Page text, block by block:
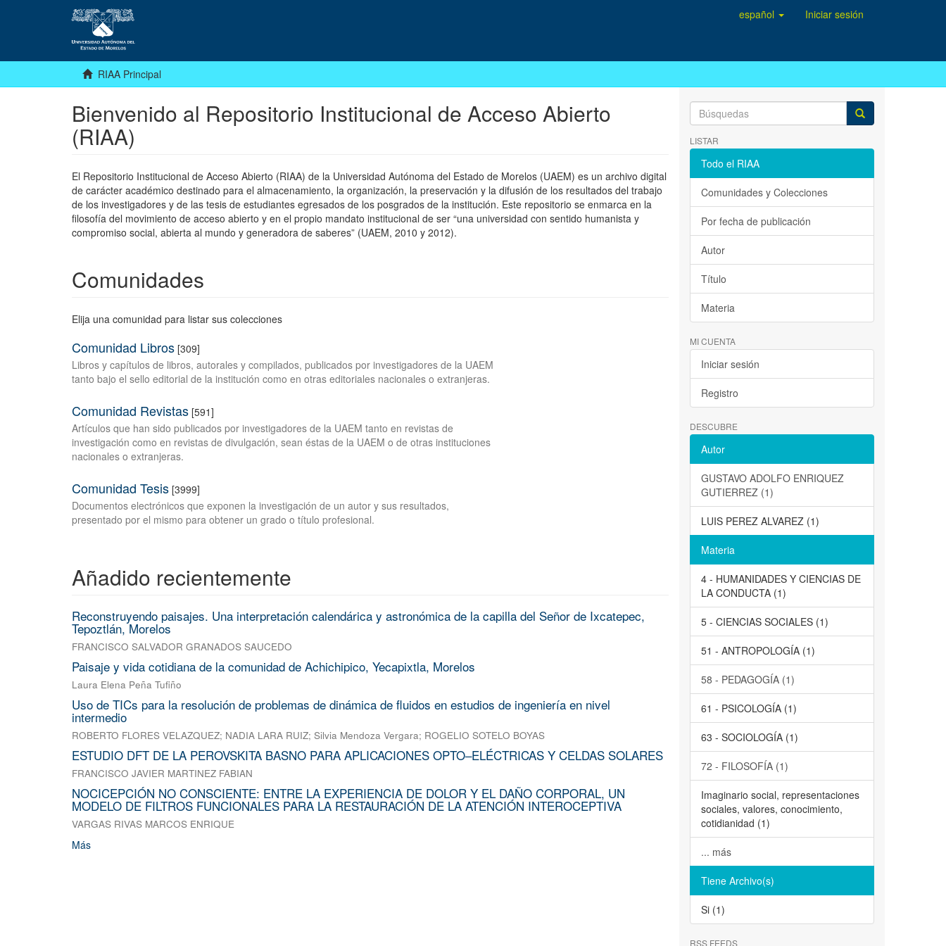
español Iniciar sesión
RIAA Principal
Bienvenido al Repositorio Institucional de Acceso Abierto
(RIAA)
El Repositorio Institucional de Acceso Abierto (RIAA) de la Universidad Autónoma del Estado de Morelos (UAEM) es un archivo digital
de carácter académico destinado para el almacenamiento, la organización, la preservación y la difusión de los resultados del trabajo
de los investigadores y de las tesis de estudiantes egresados de los posgrados de la institución. Este repositorio se enmarca en la
filosofía del movimiento de acceso abierto y en el propio mandato institucional de ser “una universidad con sentido humanista y
compromiso social, abierta al mundo y generadora de saberes” (UAEM, 2010 y 2012).
Comunidades
Elija una comunidad para listar sus colecciones
Comunidad Libros [309]
Libros y capítulos de libros, autorales y compilados, publicados por investigadores de la UAEM
tanto bajo el sello editorial de la institución como en otras editoriales nacionales o extranjeras.
Comunidad Revistas [591]
Artículos que han sido publicados por investigadores de la UAEM tanto en revistas de
investigación como en revistas de divulgación, sean éstas de la UAEM o de otras instituciones
nacionales o extranjeras.
Comunidad Tesis [3999]
Documentos electrónicos que exponen la investigación de un autor y sus resultados,
presentado por el mismo para obtener un grado o título profesional.
Añadido recientemente
Reconstruyendo paisajes. Una interpretación calendárica y astronómica de la capilla del Señor de Ixcatepec,
Tepoztlán, Morelos
FRANCISCO SALVADOR GRANADOS SAUCEDO
Paisaje y vida cotidiana de la comunidad de Achichipico, Yecapixtla, Morelos
Laura Elena Peña Tufiño
Uso de TICs para la resolución de problemas de dinámica de fluidos en estudios de ingeniería en nivel
intermedio
ROBERTO FLORES VELAZQUEZ; NADIA LARA RUIZ; Silvia Mendoza Vergara; ROGELIO SOTELO BOYAS
ESTUDIO DFT DE LA PEROVSKITA BASNO PARA APLICACIONES OPTO–ELÉCTRICAS Y CELDAS SOLARES
FRANCISCO JAVIER MARTINEZ FABIAN
NOCICEPCIÓN NO CONSCIENTE: ENTRE LA EXPERIENCIA DE DOLOR Y EL DAÑO CORPORAL, UN
MODELO DE FILTROS FUNCIONALES PARA LA RESTAURACIÓN DE LA ATENCIÓN INTEROCEPTIVA
VARGAS RIVAS MARCOS ENRIQUE
Más
LISTAR
Todo el RIAA
Comunidades y Colecciones
Por fecha de publicación
Autor
Título
Materia
MI CUENTA
Iniciar sesión
Registro
DESCUBRE
Autor
GUSTAVO ADOLFO ENRIQUEZ
GUTIERREZ (1)
LUIS PEREZ ALVAREZ (1)
Materia
4 - HUMANIDADES Y CIENCIAS DE
LA CONDUCTA (1)
5 - CIENCIAS SOCIALES (1)
51 - ANTROPOLOGÍA (1)
58 - PEDAGOGÍA (1)
61 - PSICOLOGÍA (1)
63 - SOCIOLOGÍA (1)
72 - FILOSOFÍA (1)
Imaginario social, representaciones
sociales, valores, conocimiento,
cotidianidad (1)
... más
Tiene Archivo(s)
Si (1)
RSS FEEDS